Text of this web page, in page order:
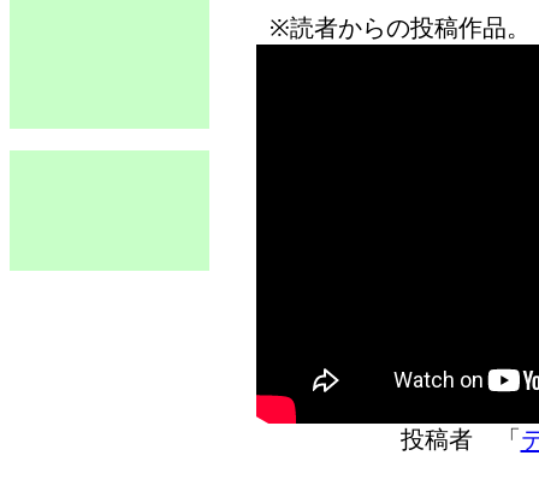
※読者からの投稿作品
投稿者 「